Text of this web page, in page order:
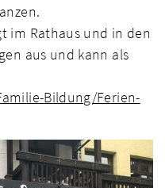
im Rathaus und in den
aus und kann als
Bildung/Ferien-